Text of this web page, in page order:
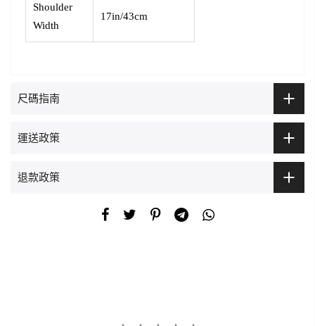
Shoulder
Width
17in/43cm
尺碼指南
運送政策
退款政策